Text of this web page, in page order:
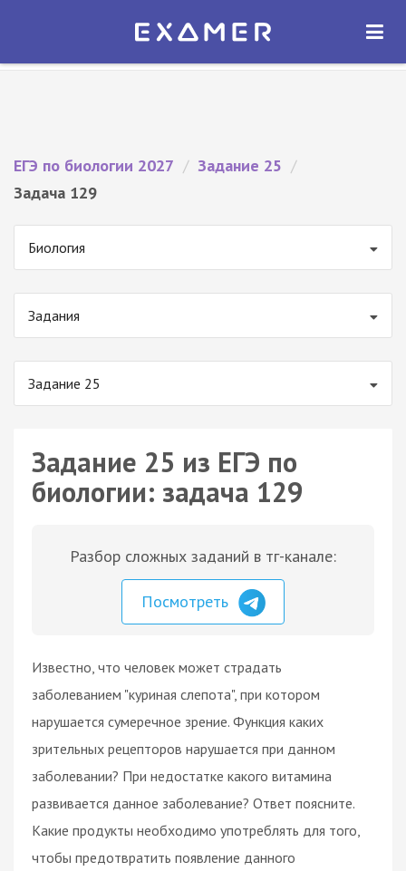
Экзамер — ЕГЭ 2027
ОТКРЫТЬ
ЕГЭ по биологии 2027 / Задание 25 /
Задача 129
Биология
Задания
Задание 25
Задание 25 из ЕГЭ по
биологии: задача 129
Разбор сложных заданий в тг-канале:
Посмотреть
Известно, что человек может страдать
заболеванием "куриная слепота", при котором
нарушается сумеречное зрение. Функция каких
зрительных рецепторов нарушается при данном
заболевании? При недостатке какого витамина
развивается данное заболевание? Ответ поясните.
Какие продукты необходимо употреблять для того,
чтобы предотвратить появление данного